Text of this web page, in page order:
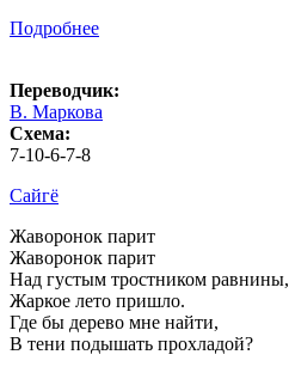
Подробнее
Переводчик:
В. Маркова
Схема:
7-10-6-7-8
Сайгё
Жаворонок парит
Жаворонок парит
Над густым тростником равнины,
Жаркое лето пришло.
Где бы дерево мне найти,
В тени подышать прохладой?